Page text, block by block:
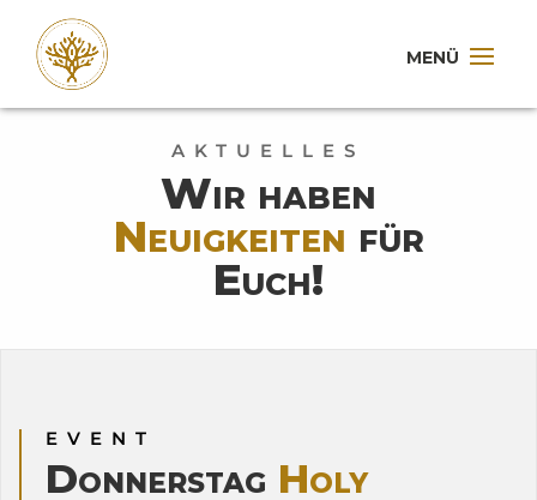
AKTUELLES
Wir haben
Neuigkeiten für
Euch!
EVENT
Donnerstag Holy